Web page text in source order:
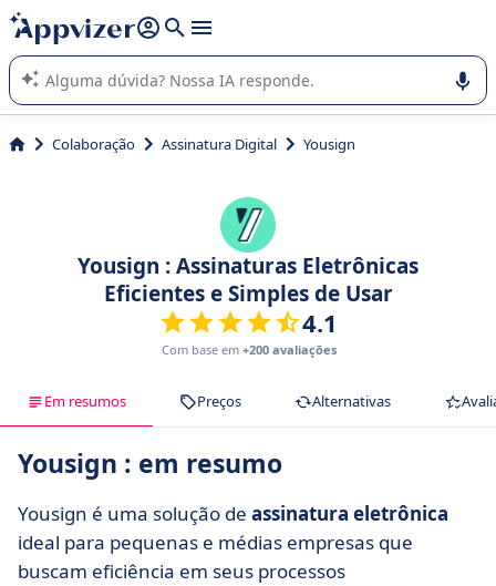
de nossa IA (várias linhas com
A IA do Appvizer o orienta no uso ou na seleção de software
SaaS para sua empresa.
Colaboração Assinatura Digital Yousign
Yousign : Assinaturas Eletrônicas
Eficientes e Simples de Usar
4.1
Com base em +200 avaliações
Em resumos Preços Alternativas
Yousign : em resumo
Yousign é uma solução de assinatura eletrônica
ideal para pequenas e médias empresas que
buscam eficiência em seus processos